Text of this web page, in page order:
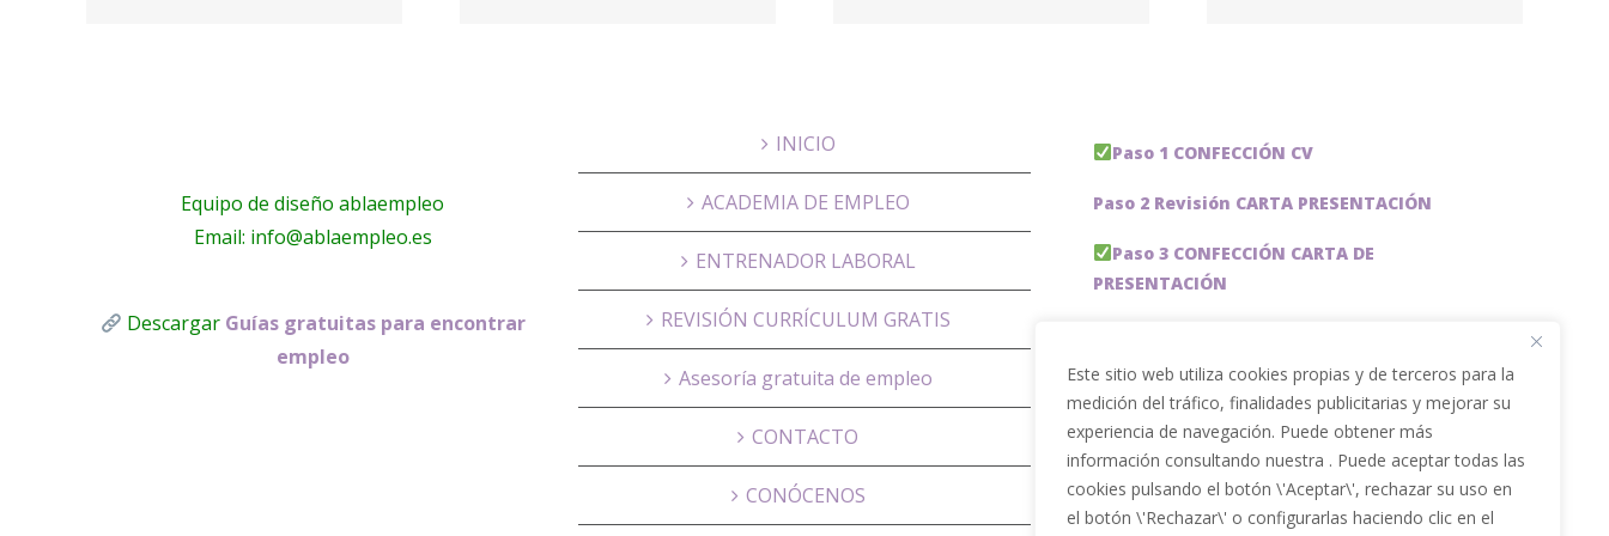
Este sitio web utiliza cookies propias y de terceros para la
medición del tráfico, finalidades publicitarias y mejorar su
experiencia de navegación. Puede obtener más
información consultando nuestra . Puede aceptar todas las
cookies pulsando el botón \'Aceptar\', rechazar su uso en
el botón \'Rechazar\' o configurarlas haciendo clic en el
Equipo de diseño ablaempleo
Email: info@ablaempleo.es
Descargar Guías gratuitas para encontrar
empleo
INICIO
ACADEMIA DE EMPLEO
ENTRENADOR LABORAL
REVISIÓN CURRÍCULUM GRATIS
Asesoría gratuita de empleo
CONTACTO
CONÓCENOS
Paso 1 CONFECCIÓN CV
Paso 2 Revisión CARTA PRESENTACIÓN
Paso 3 CONFECCIÓN CARTA DE
PRESENTACIÓN
Paso 5 OPTIMIZACIÓN PERFIL LINKEDIN
PACKS DE AHORRO
JOBAI, ASISTENTE DE IA PARA BUSCAR EMPLEO